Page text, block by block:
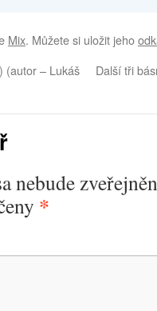
Mix. Můžete si uložit jeho
(autor – Lukáš
Další tři
nebude
*